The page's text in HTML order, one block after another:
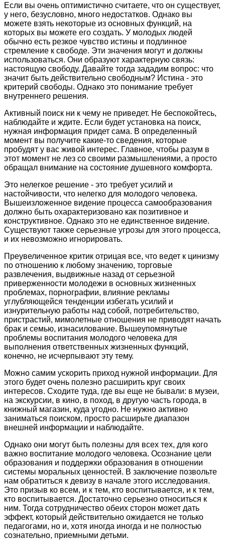
Если вы очень оптимистично считаете, что он существует,
у него, безусловно, много недостатков. Однако вы
можете взять некоторые из основных функций, на
которых вы можете его создать. У молодых людей
обычно есть резкое чувство истины и подлинное
стремление к свободе. Эти значения могут и должны
использоваться. Они образуют характерную связь:
настоящую свободу. Давайте тогда зададим вопрос: что
значит быть действительно свободным? Истина - это
критерий свободы. Однако это понимание требует
внутреннего решения.
Активный поиск ни к чему не приведет. Не беспокойтесь,
наблюдайте и ждите. Если будет установка на поиск,
нужная информация придет сама. В определенный
момент вы получите какие-то сведения, которые
пробудят у вас живой интерес. Главное, чтобы разум в
этот момент не лез со своими размышлениями, а просто
обращал внимание на состояние душевного комфорта.
Это нелегкое решение - это требует усилий и
настойчивости, что нелегко для молодого человека.
Вышеизложенное видение процесса самообразования
должно быть охарактеризовано как позитивное и
конструктивное. Однако это не единственное видение.
Существуют также серьезные угрозы для этого процесса,
и их невозможно игнорировать.
Преувеличенное критик отрицая все, что ведет к цинизму
по отношению к любому значению, торговые
развлечения, выдвижные назад от серьезной
приверженности молодежи в основных жизненных
проблемах, порнографии, влияние рекламы
углубляющейся тенденции избегать усилий и
изнурительную работы над собой, потребительство,
пристрастий, мимолетные отношения не приводят начать
брак и семью, изнасилование. Вышеупомянутые
проблемы воспитания молодого человека для
выполнения ответственных жизненных функций,
конечно, не исчерпывают эту тему.
Можно самим ускорить приход нужной информации. Для
этого будет очень полезно расширить круг своих
интересов. Сходите туда, где вы еще не бывали: в музеи,
на экскурсии, в кино, в поход, в другую часть города, в
книжный магазин, куда угодно. Не нужно активно
заниматься поиском, просто расширьте диапазон
внешней информации и наблюдайте.
Однако они могут быть полезны для всех тех, для кого
важно воспитание молодого человека. Осознание цели
образования и поддержки образования в отношении
системы моральных ценностей. В заключение позвольте
нам обратиться к девизу в начале этого исследования.
Это призыв ко всем, и к тем, кто воспитывается, и к тем,
кто воспитывается. Достаточно серьезно относиться к
ним. Тогда сотрудничество обеих сторон может дать
эффект, который действительно ожидается не только
педагогами, но и, хотя иногда иногда и не полностью
сознательно, приемными детьми.